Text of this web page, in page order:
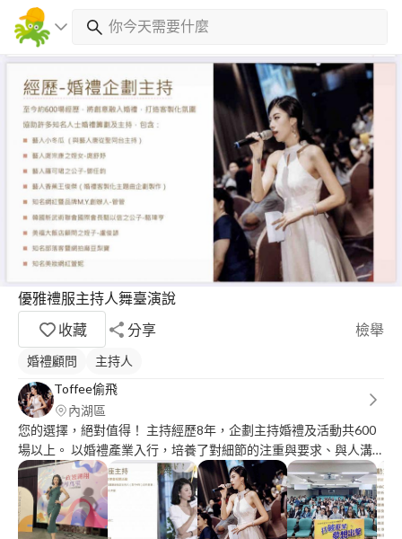
優雅禮服主持人舞臺演說
收藏
分享 檢舉
婚禮顧問
主持人
Toffee偷飛
內湖區
您的選擇，絕對值得！ 主持經歷8年，企劃主持婚禮及活動共600
場以上。 以婚禮產業入行，培養了對細節的注重與要求、與人溝
通的技巧； 之後持續自我提升，全方位拓展主持的領域，因此很
榮幸擁有不同類型活動的主持經驗。 敏銳的思緒及清晰的口條，
讓我面對活動現場的突發狀況，都能夠危機處理、隨機應變。 同
理心與敬業的態度，溝通上輕鬆順暢，也能讓您在籌辦活動過程